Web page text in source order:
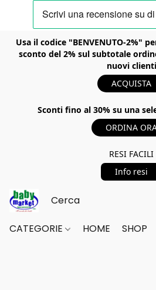
Usa il codice "BENVENUTO-2%"
sconto del 2% sul subtotale
nuovi clienti
ACQUISTA
Sconti fino al 30% su una
ORDINA
RESI FACILI
Info resi
CATEGORIE HOME SHOP